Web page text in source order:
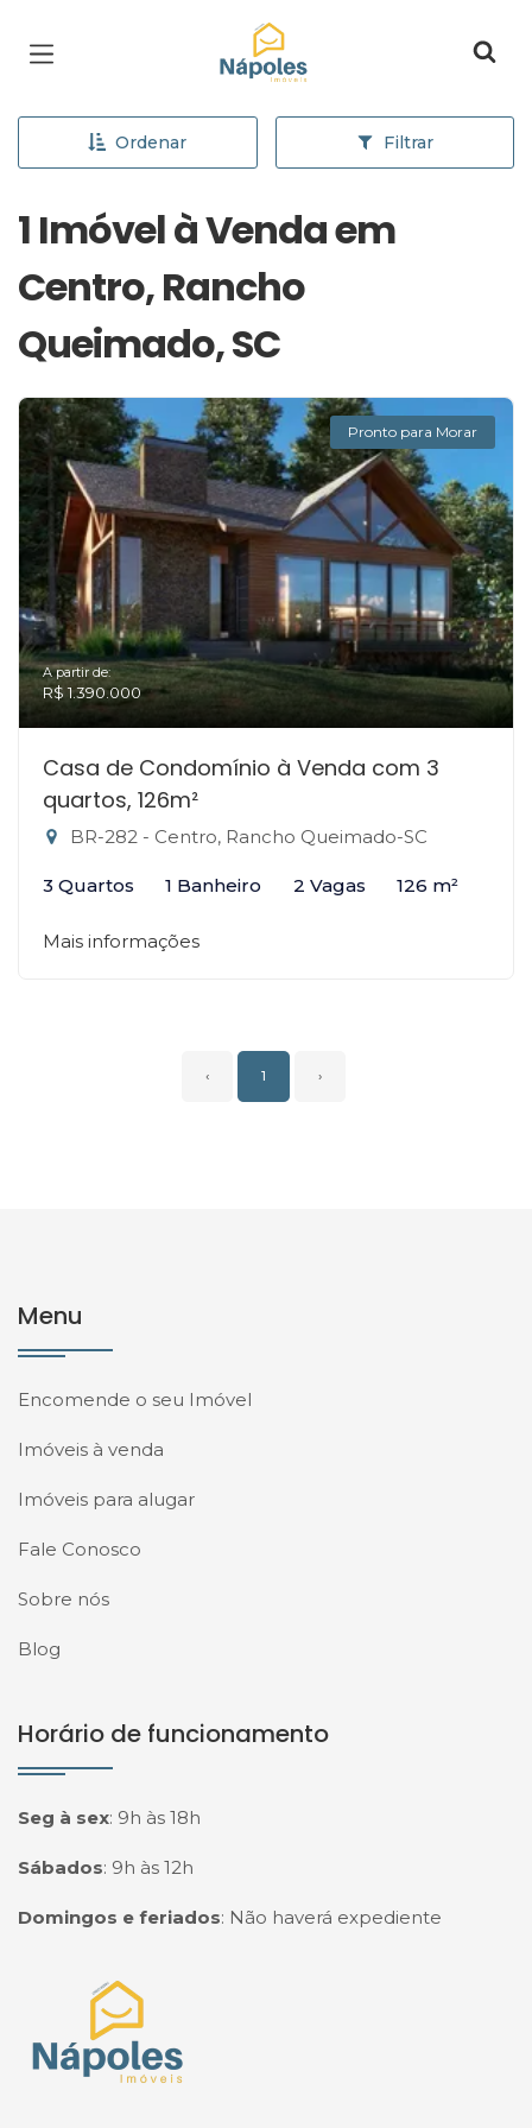
Página inicial
Ordenar Filtrar
1 Imóvel à Venda em
Centro, Rancho
Queimado, SC
Pronto para Morar
A partir de:
R$ 1.390.000
Casa de Condomínio à Venda com 3
quartos, 126m²
BR-282 - Centro, Rancho Queimado-SC
3 Quartos 1 Banheiro 2 Vagas 126 m²
Mais informações
‹ 1 ›
Menu
Encomende o seu Imóvel
Imóveis à venda
Imóveis para alugar
Fale Conosco
Sobre nós
Blog
Horário de funcionamento
Seg à sex: 9h às 18h
Sábados: 9h às 12h
Domingos e feriados: Não haverá expediente
Página inicial